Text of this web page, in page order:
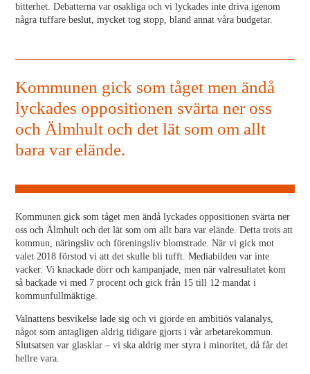
bitterhet. Debatterna var osakliga och vi lyckades inte driva igenom
några tuffare beslut, mycket tog stopp, bland annat våra budgetar.
Kommunen gick som tåget men ändå
lyckades oppositionen svärta ner oss
och Älmhult och det lät som om allt
bara var elände.
Kommunen gick som tåget men ändå lyckades oppositionen svärta ner
oss och Älmhult och det lät som om allt bara var elände. Detta trots att
kommun, näringsliv och föreningsliv blomstrade. När vi gick mot
valet 2018 förstod vi att det skulle bli tufft. Mediabilden var inte
vacker. Vi knackade dörr och kampanjade, men när valresultatet kom
så backade vi med 7 procent och gick från 15 till 12 mandat i
kommunfullmäktige.
Valnattens besvikelse lade sig och vi gjorde en ambitiös valanalys,
något som antagligen aldrig tidigare gjorts i vår arbetarekommun.
Slutsatsen var glasklar – vi ska aldrig mer styra i minoritet, då får det
hellre vara.